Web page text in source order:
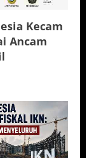
Kecam
Ancam